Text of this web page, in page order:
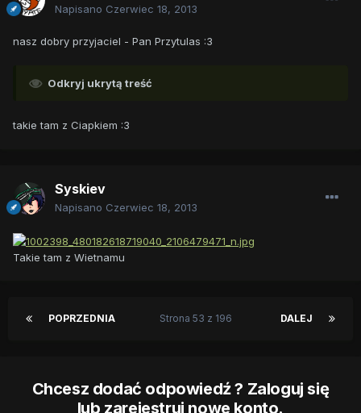
Napisano Czerwiec 18, 2013
nasz dobry przyjaciel - Pan Przytulas :3
Odkryj ukrytą treść
takie tam z Ciapkiem :3
Syskiev
Napisano Czerwiec 18, 2013
Takie tam z Wietnamu
POPRZEDNIA DALEJ
Strona 53 z 196
Chcesz dodać odpowiedź ? Zaloguj się
lub zarejestruj nowe konto.